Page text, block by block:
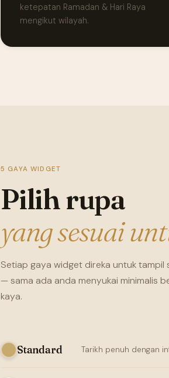
ketepatan Ramadan & Hari Raya
mengikut wilayah.
5 GAYA WIDGET
Pilih rupa
yang sesuai
Setiap gaya widget direka untuk tampil
— sama ada anda menyukai minimalis
kaya.
Standard Tarikh penuh dengan